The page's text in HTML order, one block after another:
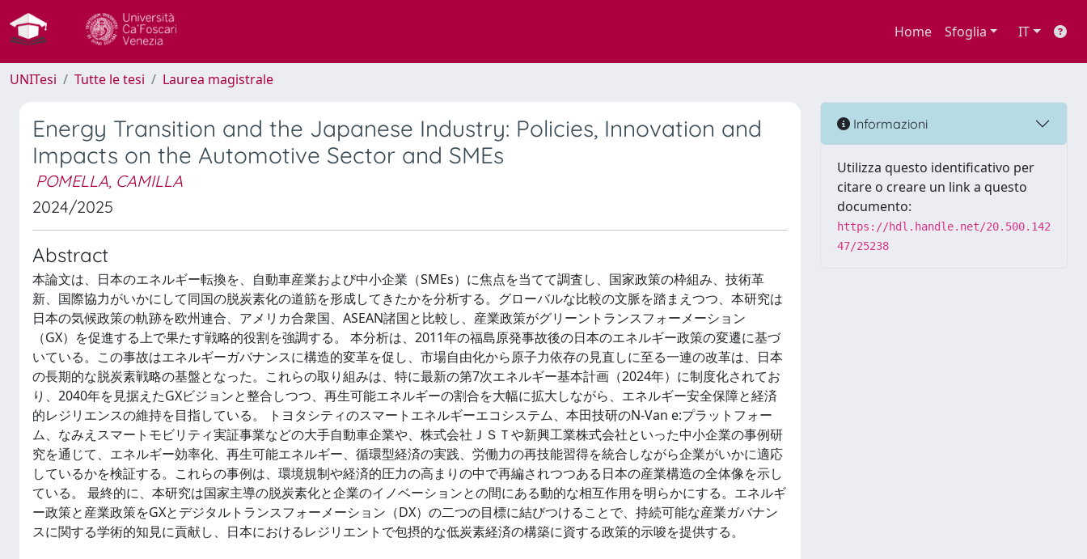
Home Sfoglia IT
UNITesi Tutte le tesi Laurea magistrale
Energy Transition and the Japanese Industry: Policies, Innovation and
Impacts on the Automotive Sector and SMEs
POMELLA, CAMILLA
2024/2025
Abstract
本論文は、日本のエネルギー転換を、自動車産業および中小企業（SMEs）に焦点を当てて調査し、国家政策の枠組み、技術革
新、国際協力がいかにして同国の脱炭素化の道筋を形成してきたかを分析する。グローバルな比較の文脈を踏まえつつ、本研究は
日本の気候政策の軌跡を欧州連合、アメリカ合衆国、ASEAN諸国と比較し、産業政策がグリーントランスフォーメーション
（GX）を促進する上で果たす戦略的役割を強調する。 本分析は、2011年の福島原発事故後の日本のエネルギー政策の変遷に基づ
いている。この事故はエネルギーガバナンスに構造的変革を促し、市場自由化から原子力依存の見直しに至る一連の改革は、日本
の長期的な脱炭素戦略の基盤となった。これらの取り組みは、特に最新の第7次エネルギー基本計画（2024年）に制度化されてお
り、2040年を見据えたGXビジョンと整合しつつ、再生可能エネルギーの割合を大幅に拡大しながら、エネルギー安全保障と経済
的レジリエンスの維持を目指している。 トヨタシティのスマートエネルギーエコシステム、本田技研のN-Van e:プラットフォー
ム、なみえスマートモビリティ実証事業などの大手自動車企業や、株式会社ＪＳＴや新興工業株式会社といった中小企業の事例研
究を通じて、エネルギー効率化、再生可能エネルギー、循環型経済の実践、労働力の再技能習得を統合しながら企業がいかに適応
しているかを検証する。これらの事例は、環境規制や経済的圧力の高まりの中で再編されつつある日本の産業構造の全体像を示し
ている。 最終的に、本研究は国家主導の脱炭素化と企業のイノベーションとの間にある動的な相互作用を明らかにする。エネルギ
ー政策と産業政策をGXとデジタルトランスフォーメーション（DX）の二つの目標に結びつけることで、持続可能な産業ガバナン
スに関する学術的知見に貢献し、日本におけるレジリエントで包摂的な低炭素経済の構築に資する政策的示唆を提供する。
Informazioni
Utilizza questo identificativo per
citare o creare un link a questo
documento:
https://hdl.handle.net/20.500.142
47/25238